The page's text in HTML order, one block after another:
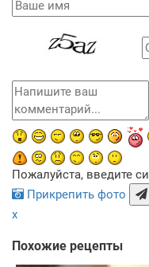
Пожалуйста, введите
Прикрепить фото
x
Похожие рецепты